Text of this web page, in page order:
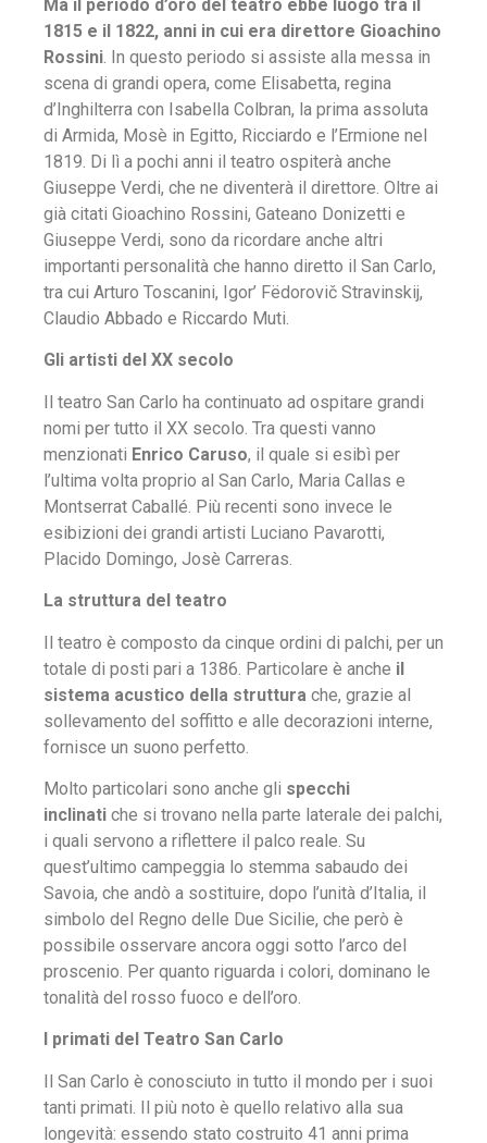
Ma il periodo d’oro del teatro ebbe luogo tra il
1815 e il 1822, anni in cui era direttore Gioachino
Rossini. In questo periodo si assiste alla messa in
scena di grandi opera, come Elisabetta, regina
d’Inghilterra con Isabella Colbran, la prima assoluta
di Armida, Mosè in Egitto, Ricciardo e l’Ermione nel
1819. Di lì a pochi anni il teatro ospiterà anche
Giuseppe Verdi, che ne diventerà il direttore. Oltre ai
già citati Gioachino Rossini, Gateano Donizetti e
Giuseppe Verdi, sono da ricordare anche altri
importanti personalità che hanno diretto il San Carlo,
tra cui Arturo Toscanini, Igor’ Fëdorovič Stravinskij,
Claudio Abbado e Riccardo Muti.
Gli artisti del XX secolo
Il teatro San Carlo ha continuato ad ospitare grandi
nomi per tutto il XX secolo. Tra questi vanno
menzionati Enrico Caruso, il quale si esibì per
l’ultima volta proprio al San Carlo, Maria Callas e
Montserrat Caballé. Più recenti sono invece le
esibizioni dei grandi artisti Luciano Pavarotti,
Placido Domingo, Josè Carreras.
La struttura del teatro
Il teatro è composto da cinque ordini di palchi, per un
totale di posti pari a 1386. Particolare è anche il
sistema acustico della struttura che, grazie al
sollevamento del soffitto e alle decorazioni interne,
fornisce un suono perfetto.
Molto particolari sono anche gli specchi
inclinati che si trovano nella parte laterale dei palchi,
i quali servono a riflettere il palco reale. Su
quest’ultimo campeggia lo stemma sabaudo dei
Savoia, che andò a sostituire, dopo l’unità d’Italia, il
simbolo del Regno delle Due Sicilie, che però è
possibile osservare ancora oggi sotto l’arco del
proscenio. Per quanto riguarda i colori, dominano le
tonalità del rosso fuoco e dell’oro.
I primati del Teatro San Carlo
Il San Carlo è conosciuto in tutto il mondo per i suoi
tanti primati. Il più noto è quello relativo alla sua
longevità: essendo stato costruito 41 anni prima